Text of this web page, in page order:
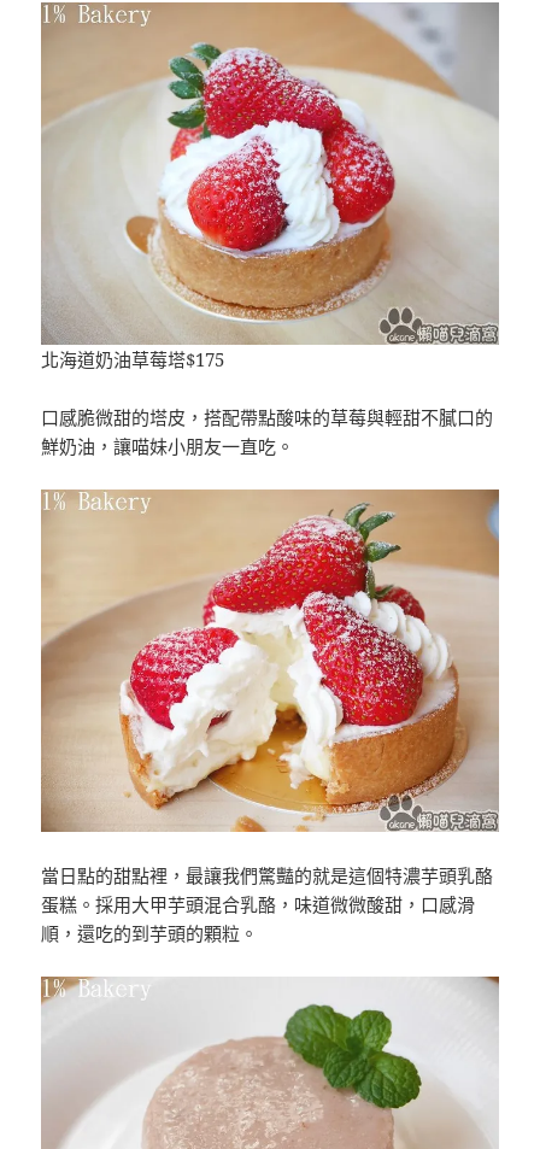
北海道奶油草莓塔$175
口感脆微甜的塔皮，搭配帶點酸味的草莓與輕甜不膩口的
鮮奶油，讓喵妹小朋友一直吃。
當日點的甜點裡，最讓我們驚豔的就是這個特濃芋頭乳酪
蛋糕。採用大甲芋頭混合乳酪，味道微微酸甜，口感滑
順，還吃的到芋頭的顆粒。